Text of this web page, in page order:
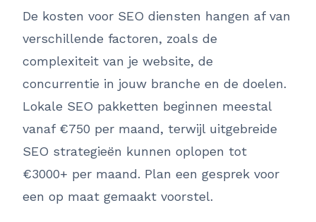
De kosten voor SEO diensten hangen af van
verschillende factoren, zoals de
complexiteit van je website, de
concurrentie in jouw branche en de doelen.
Lokale SEO pakketten beginnen meestal
vanaf €750 per maand, terwijl uitgebreide
SEO strategieën kunnen oplopen tot
€3000+ per maand. Plan een gesprek voor
een op maat gemaakt voorstel.